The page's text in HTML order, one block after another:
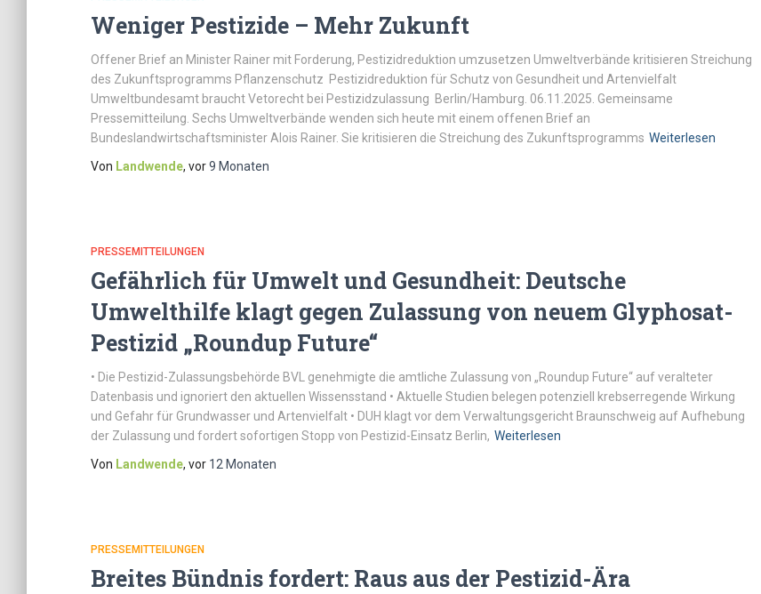
Weniger Pestizide – Mehr Zukunft
Offener Brief an Minister Rainer mit Forderung, Pestizidreduktion umzusetzen Umweltverbände kritisieren Streichung
des Zukunftsprogramms Pflanzenschutz Pestizidreduktion für Schutz von Gesundheit und Artenvielfalt
Umweltbundesamt braucht Vetorecht bei Pestizidzulassung Berlin/Hamburg. 06.11.2025. Gemeinsame
Pressemitteilung. Sechs Umweltverbände wenden sich heute mit einem offenen Brief an
Bundeslandwirtschaftsminister Alois Rainer. Sie kritisieren die Streichung des Zukunftsprogramms Weiterlesen
Von Landwende, vor9 Monaten
PRESSEMITTEILUNGEN
Gefährlich für Umwelt und Gesundheit: Deutsche
Umwelthilfe klagt gegen Zulassung von neuem Glyphosat-
Pestizid „Roundup Future“
• Die Pestizid-Zulassungsbehörde BVL genehmigte die amtliche Zulassung von „Roundup Future“ auf veralteter
Datenbasis und ignoriert den aktuellen Wissensstand • Aktuelle Studien belegen potenziell krebserregende Wirkung
und Gefahr für Grundwasser und Artenvielfalt • DUH klagt vor dem Verwaltungsgericht Braunschweig auf Aufhebung
der Zulassung und fordert sofortigen Stopp von Pestizid-Einsatz Berlin, Weiterlesen
Von Landwende, vor 12 Monaten
PRESSEMITTEILUNGEN
Breites Bündnis fordert: Raus aus der Pestizid-Ära